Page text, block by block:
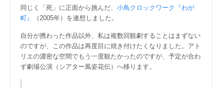
同じく「死」に正面から挑んだ、 小鳥クロックワーク『わが
町』
（2005年）を連想しました。
自分が携わった作品以外、私は複数回観劇することはまずない
のですが、この作品は再度目に焼き付けたくなりました。アト
リエの濃密な空間でもう一度観たかったのですが、予定が合わ
ず劇場公演（シアター風姿花伝）へ移ります。